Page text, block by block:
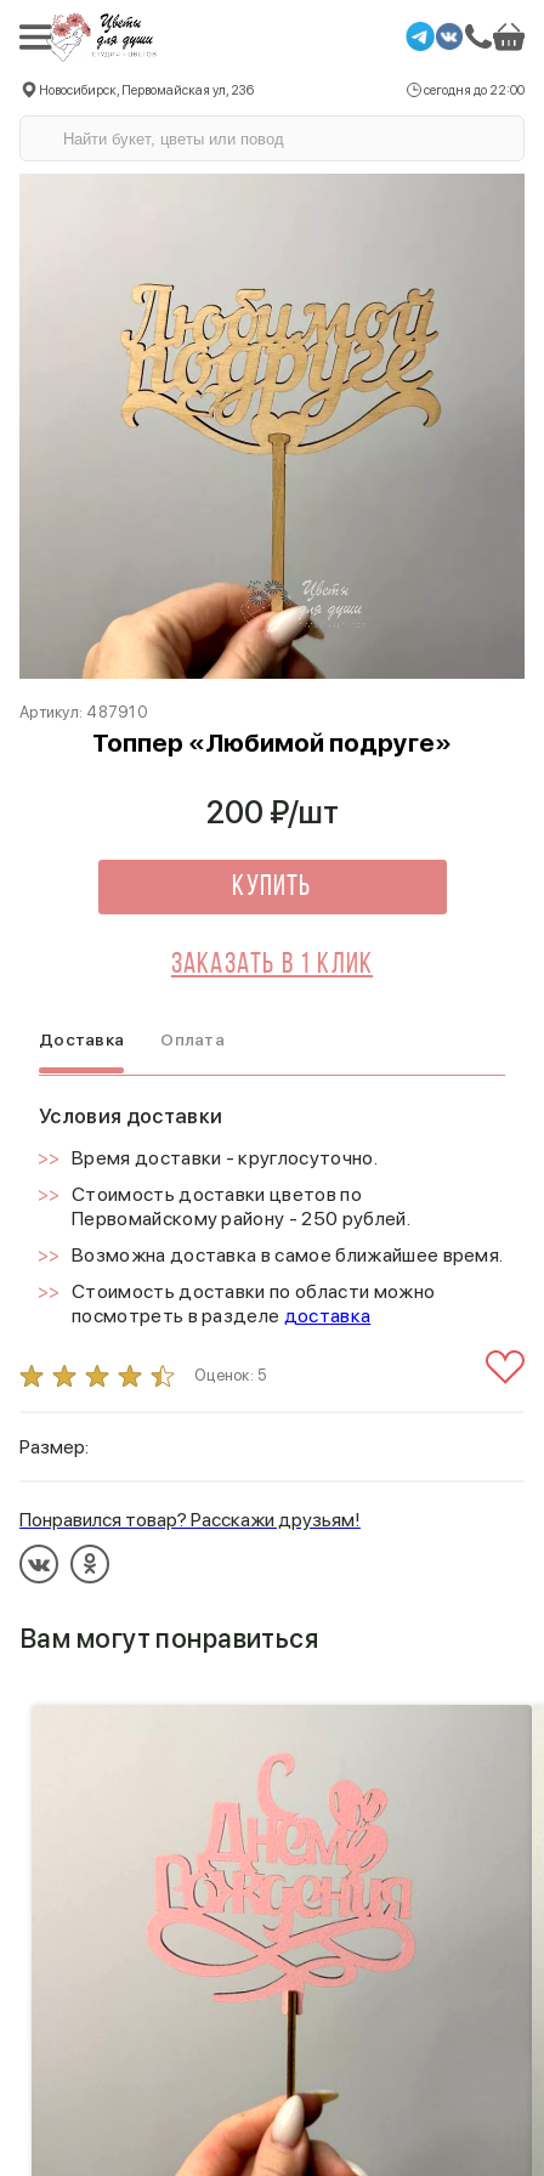
Новосибирск, Первомайская ул, 236 сегодня до 22:00
Артикул: 487910
Топпер «Любимой подруге»
200 ₽/шт
Купить
Заказать в 1 клик
Доставка Оплата
Условия доставки
Время доставки - круглосуточно.
Стоимость доставки цветов по
Первомайскому району - 250 рублей.
Возможна доставка в самое ближайшее время.
Стоимость доставки по области можно
посмотреть в разделе доставка
Оценок: 5
Размер:
Понравился товар? Расскажи друзьям!
Вам могут понравиться